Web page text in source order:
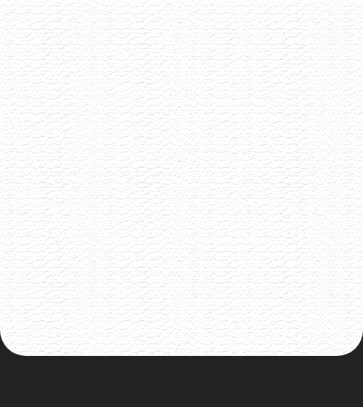
Akce již proběhla
Porta Bohemica
25.5.2026
Naturální vinařství z Velkých Žernosek